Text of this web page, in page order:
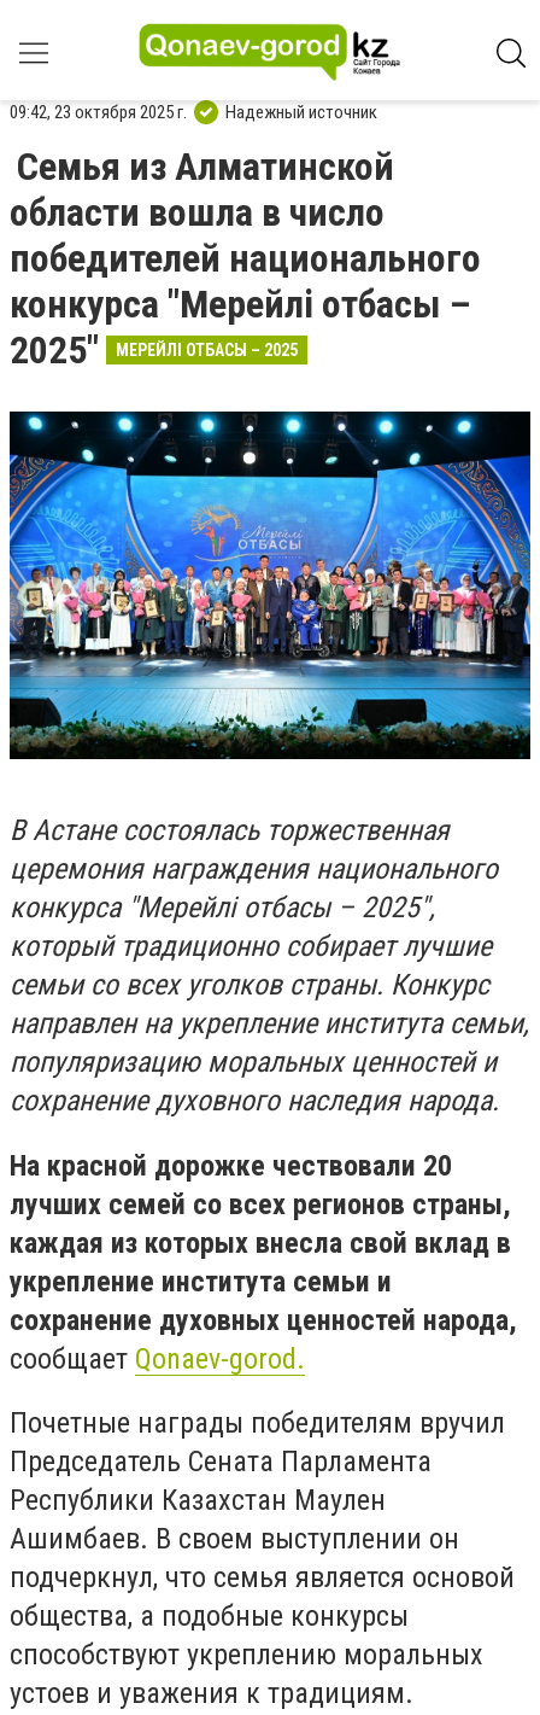
09:42, 23 октября 2025 г. Надежный источник
Семья из Алматинской
области вошла в число
победителей национального
конкурса "Мерейлі отбасы –
2025"
МЕРЕЙЛІ ОТБАСЫ – 2025
В Астане состоялась торжественная
церемония награждения национального
конкурса "Мерейлі отбасы – 2025",
который традиционно собирает лучшие
семьи со всех уголков страны. Конкурс
направлен на укрепление института семьи,
популяризацию моральных ценностей и
сохранение духовного наследия народа.
На красной дорожке чествовали 20
лучших семей со всех регионов страны,
каждая из которых внесла свой вклад в
укрепление института семьи и
сохранение духовных ценностей народа,
сообщает Qonaev-gorod.
Почетные награды победителям вручил
Председатель Сената Парламента
Республики Казахстан Маулен
Ашимбаев. В своем выступлении он
подчеркнул, что семья является основой
общества, а подобные конкурсы
способствуют укреплению моральных
устоев и уважения к традициям.